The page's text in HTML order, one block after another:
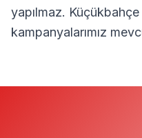
yapılmaz. Küçükbahçe
kampanyalarımız